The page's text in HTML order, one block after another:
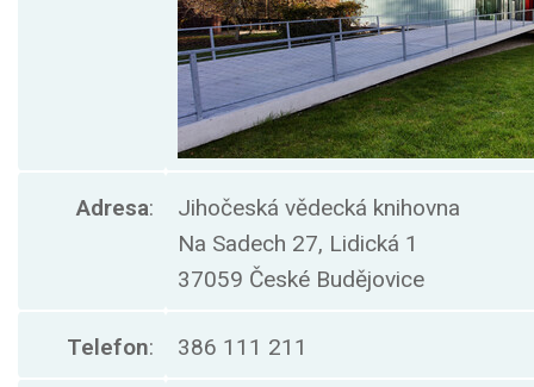
Adresa:
Jihočeská vědecká knihovna
Na Sadech 27, Lidická 1
37059 České Budějovice
Telefon: 386 111 211